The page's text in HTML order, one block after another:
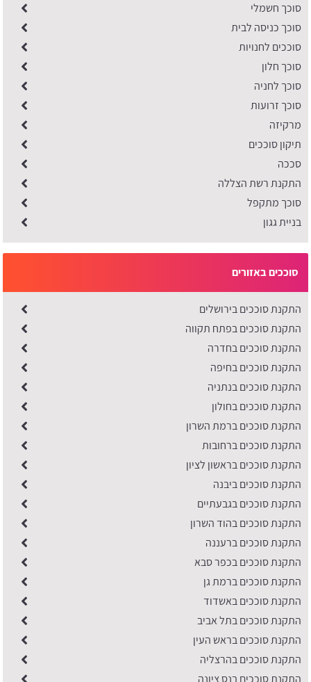
סוכך חשמלי
סוכך כניסה לבית
סוככים לחנויות
סוכך חלון
סוכך לחניה
סוכך זרועות
מרקיזה
תיקון סוככים
סככה
התקנת רשת הצללה
סוכך מתקפל
בניית גגון
סוככים באזורים
התקנת סוככים בירושלים
התקנת סוככים בפתח תקווה
התקנת סוככים בחדרה
התקנת סוככים בחיפה
התקנת סוככים בנתניה
התקנת סוככים בחולון
התקנת סוככים ברמת השרון
התקנת סוככים ברחובות
התקנת סוככים בראשון לציון
התקנת סוככים ביבנה
התקנת סוככים בגבעתיים
התקנת סוככים בהוד השרון
התקנת סוככים ברעננה
התקנת סוככים בכפר סבא
התקנת סוככים ברמת גן
התקנת סוככים באשדוד
התקנת סוככים בתל אביב
התקנת סוככים בראש העין
התקנת סוככים בהרצליה